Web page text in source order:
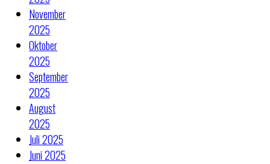
November
2025
Oktober
2025
September
2025
August
2025
Juli 2025
Juni 2025